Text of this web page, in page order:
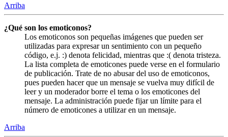
Arriba
¿Qué son los emoticonos?
Los emoticonos son pequeñas imágenes que pueden ser
utilizadas para expresar un sentimiento con un pequeño
código, e.j. :) denota felicidad, mientras que :( denota tristeza.
La lista completa de emoticones puede verse en el formulario
de publicación. Trate de no abusar del uso de emoticonos,
pues pueden hacer que un mensaje se vuelva muy difícil de
leer y un moderador borre el tema o los emoticones del
mensaje. La administración puede fijar un límite para el
número de emoticones a utilizar en un mensaje.
Arriba